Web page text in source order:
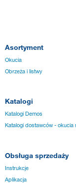
Asortyment
Okucia
Obrzeża i listwy
Katalogi
Katalogi Demos
Katalogi dostawców - okucia
Obsługa sprzedaży
Instrukcje
Aplikacja